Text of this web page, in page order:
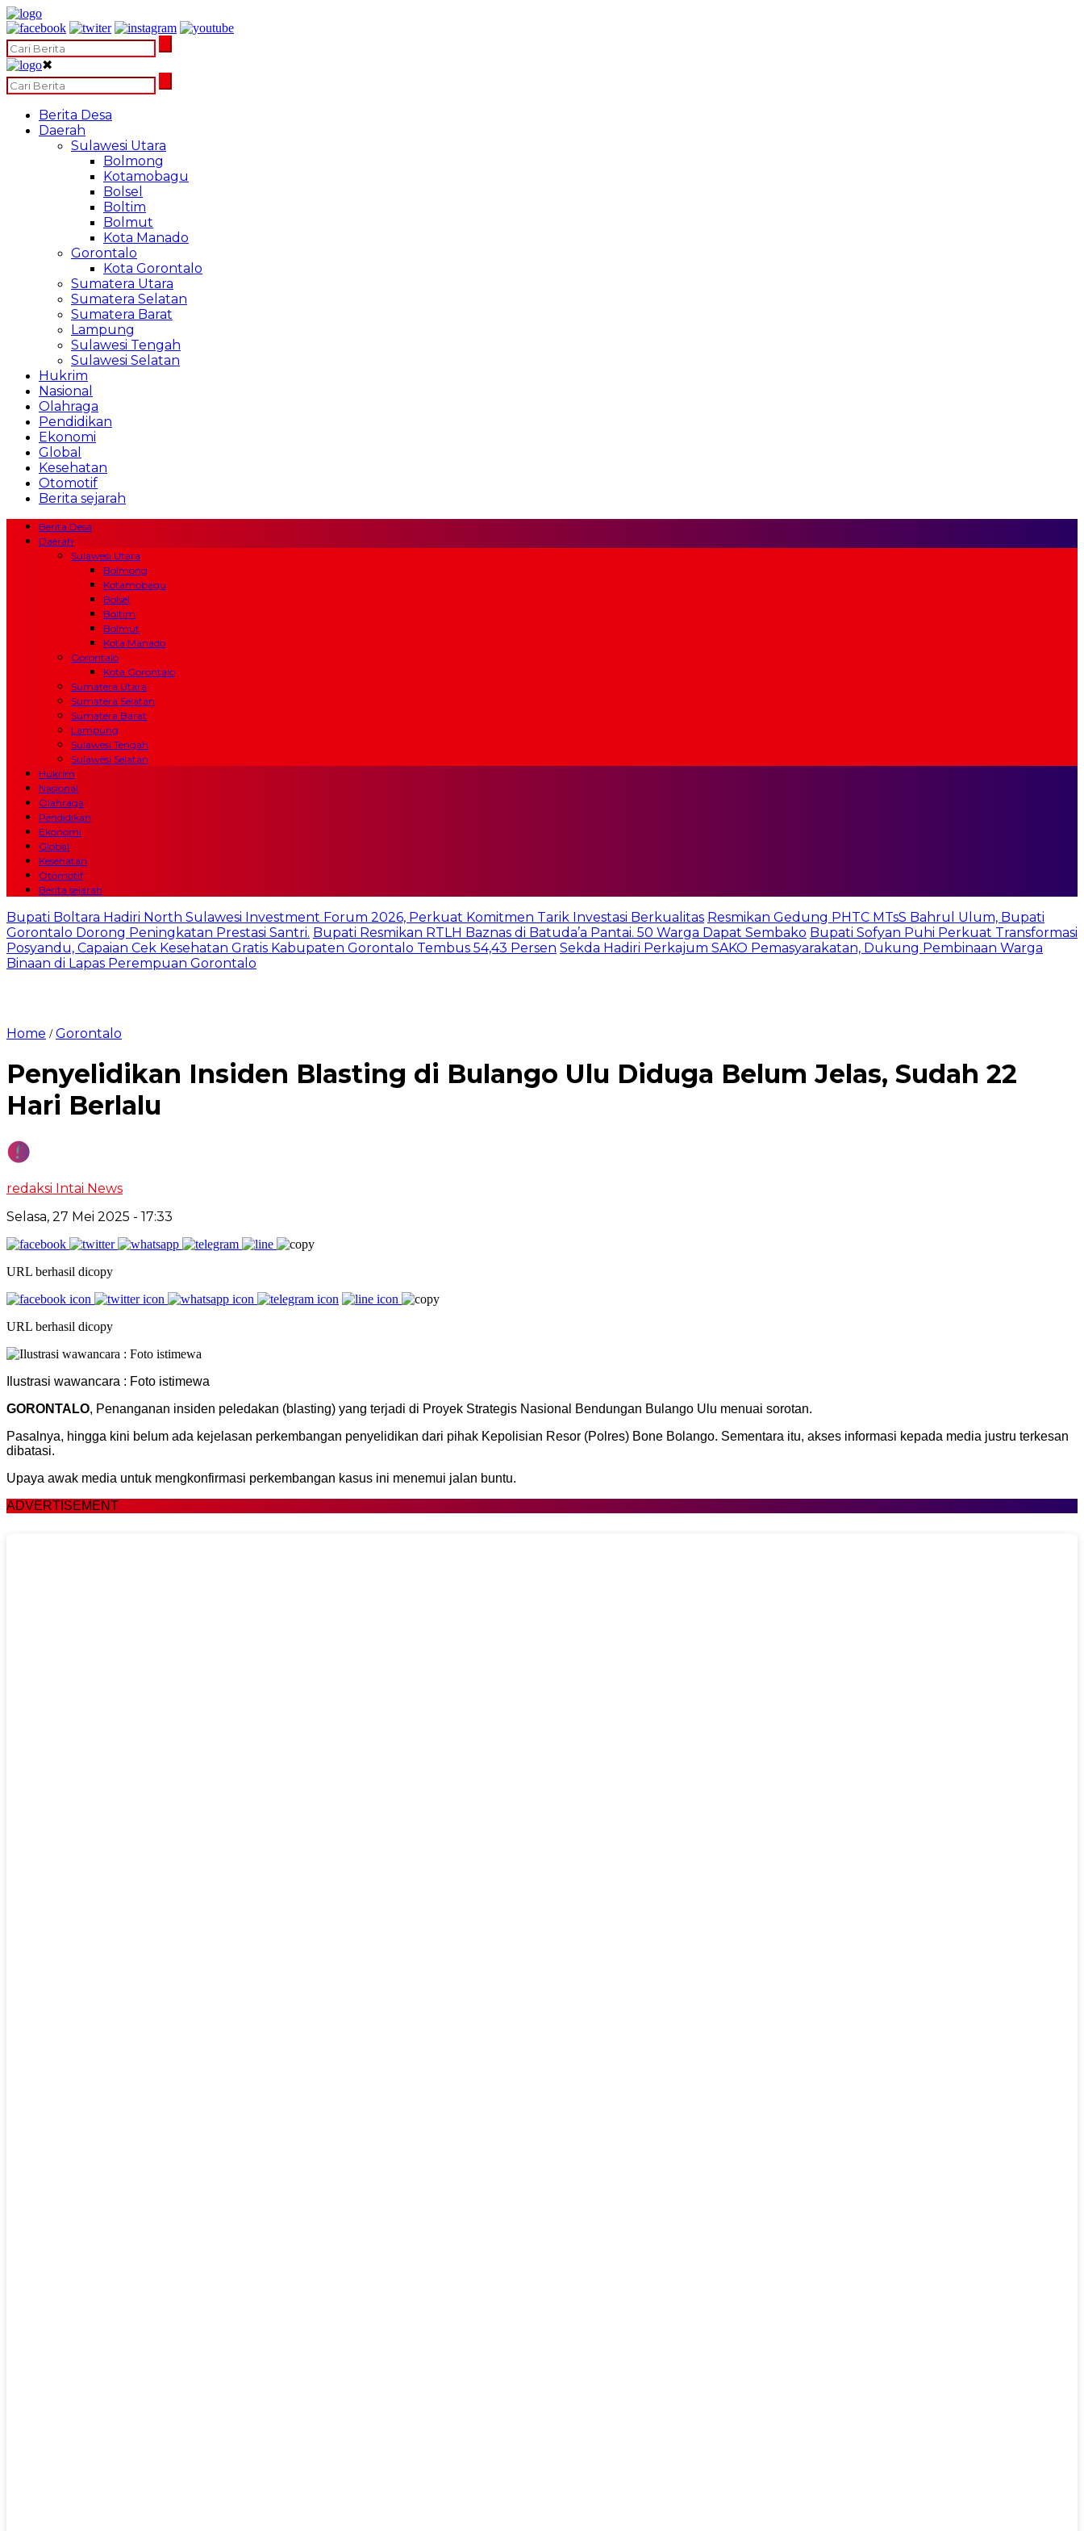
✖
Berita Desa
Daerah
Sulawesi Utara
Bolmong
Kotamobagu
Bolsel
Boltim
Bolmut
Kota Manado
Gorontalo
Kota Gorontalo
Sumatera Utara
Sumatera Selatan
Sumatera Barat
Lampung
Sulawesi Tengah
Sulawesi Selatan
Hukrim
Nasional
Olahraga
Pendidikan
Ekonomi
Global
Kesehatan
Otomotif
Berita sejarah
Berita Desa
Daerah
Sulawesi Utara
Bolmong
Kotamobagu
Bolsel
Boltim
Bolmut
Kota Manado
Gorontalo
Kota Gorontalo
Sumatera Utara
Sumatera Selatan
Sumatera Barat
Lampung
Sulawesi Tengah
Sulawesi Selatan
Hukrim
Nasional
Olahraga
Pendidikan
Ekonomi
Global
Kesehatan
Otomotif
Berita sejarah
Bupati Boltara Hadiri North Sulawesi Investment Forum 2026, Perkuat Komitmen Tarik Investasi Berkualitas Resmikan Gedung PHTC MTsS Bahrul Ulum, Bupati
Gorontalo Dorong Peningkatan Prestasi Santri. Bupati Resmikan RTLH Baznas di Batuda’a Pantai. 50 Warga Dapat Sembako Bupati Sofyan Puhi Perkuat Transformasi
Posyandu, Capaian Cek Kesehatan Gratis Kabupaten Gorontalo Tembus 54,43 Persen Sekda Hadiri Perkajum SAKO Pemasyarakatan, Dukung Pembinaan Warga
Binaan di Lapas Perempuan Gorontalo
Home /Gorontalo
Penyelidikan Insiden Blasting di Bulango Ulu Diduga Belum Jelas, Sudah 22
Hari Berlalu
redaksi Intai News
Selasa, 27 Mei 2025 - 17:33
URL berhasil dicopy
URL berhasil dicopy
Ilustrasi wawancara : Foto istimewa
GORONTALO, Penanganan insiden peledakan (blasting) yang terjadi di Proyek Strategis Nasional Bendungan Bulango Ulu menuai sorotan.
Pasalnya, hingga kini belum ada kejelasan perkembangan penyelidikan dari pihak Kepolisian Resor (Polres) Bone Bolango. Sementara itu, akses informasi kepada media justru terkesan
dibatasi.
Upaya awak media untuk mengkonfirmasi perkembangan kasus ini menemui jalan buntu.
ADVERTISEMENT